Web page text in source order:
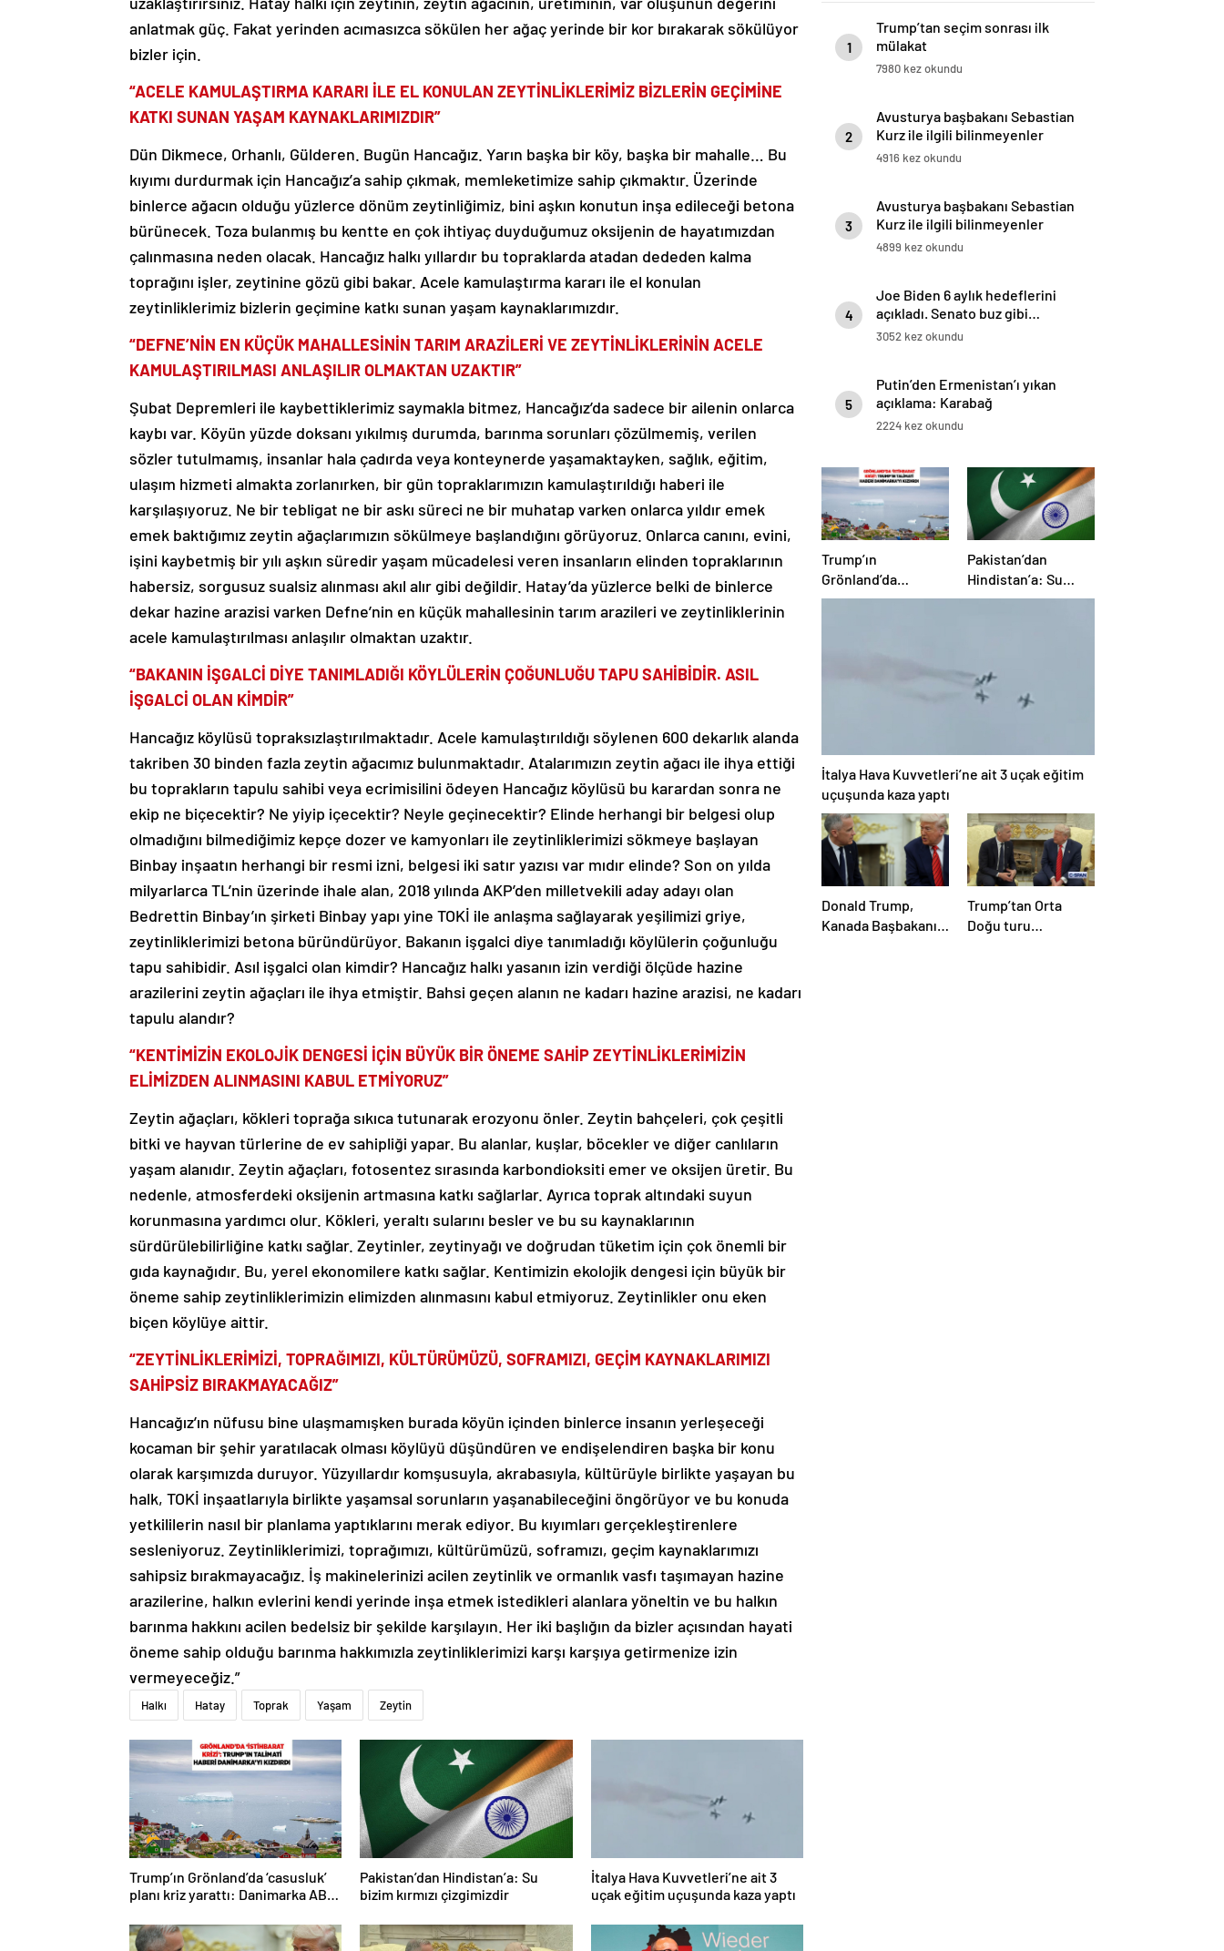
anlatmak güç. Fakat yerinden acımasızca sökülen her ağaç yerinde bir kor bırakarak sökülüyor
bizler için.
KATKI SUNAN YAŞAM KAYNAKLARIMIZDIR”
kıyımı durdurmak için Hancağız’a sahip çıkmak, memleketimize sahip çıkmaktır. Üzerinde
binlerce ağacın olduğu yüzlerce dönüm zeytinliğimiz, bini aşkın konutun inşa edileceği betona
bürünecek. Toza bulanmış bu kentte en çok ihtiyaç duyduğumuz oksijenin de hayatımızdan
çalınmasına neden olacak. Hancağız halkı yıllardır bu topraklarda atadan dededen kalma
toprağını işler, zeytinine gözü gibi bakar. Acele kamulaştırma kararı ile el konulan
zeytinliklerimiz bizlerin geçimine katkı sunan yaşam kaynaklarımızdır.
KAMULAŞTIRILMASI ANLAŞILIR OLMAKTAN UZAKTIR”
kaybı var. Köyün yüzde doksanı yıkılmış durumda, barınma sorunları çözülmemiş, verilen
sözler tutulmamış, insanlar hala çadırda veya konteynerde yaşamaktayken, sağlık, eğitim,
ulaşım hizmeti almakta zorlanırken, bir gün topraklarımızın kamulaştırıldığı haberi ile
karşılaşıyoruz. Ne bir tebligat ne bir askı süreci ne bir muhatap varken onlarca yıldır emek
emek baktığımız zeytin ağaçlarımızın sökülmeye başlandığını görüyoruz. Onlarca canını, evini,
işini kaybetmiş bir yılı aşkın süredir yaşam mücadelesi veren insanların elinden topraklarının
habersiz, sorgusuz sualsiz alınması akıl alır gibi değildir. Hatay’da yüzlerce belki de binlerce
dekar hazine arazisi varken Defne’nin en küçük mahallesinin tarım arazileri ve zeytinliklerinin
acele kamulaştırılması anlaşılır olmaktan uzaktır.
İŞGALCİ OLAN KİMDİR”
takriben 30 binden fazla zeytin ağacımız bulunmaktadır. Atalarımızın zeytin ağacı ile ihya ettiği
bu toprakların tapulu sahibi veya ecrimisilini ödeyen Hancağız köylüsü bu karardan sonra ne
ekip ne biçecektir? Ne yiyip içecektir? Neyle geçinecektir? Elinde herhangi bir belgesi olup
olmadığını bilmediğimiz kepçe dozer ve kamyonları ile zeytinliklerimizi sökmeye başlayan
Binbay inşaatın herhangi bir resmi izni, belgesi iki satır yazısı var mıdır elinde? Son on yılda
milyarlarca TL’nin üzerinde ihale alan, 2018 yılında AKP’den milletvekili aday adayı olan
Bedrettin Binbay’ın şirketi Binbay yapı yine TOKİ ile anlaşma sağlayarak yeşilimizi griye,
zeytinliklerimizi betona büründürüyor. Bakanın işgalci diye tanımladığı köylülerin çoğunluğu
tapu sahibidir. Asıl işgalci olan kimdir? Hancağız halkı yasanın izin verdiği ölçüde hazine
arazilerini zeytin ağaçları ile ihya etmiştir. Bahsi geçen alanın ne kadarı hazine arazisi, ne kadarı
tapulu alandır?
ELİMİZDEN ALINMASINI KABUL ETMİYORUZ”
bitki ve hayvan türlerine de ev sahipliği yapar. Bu alanlar, kuşlar, böcekler ve diğer canlıların
yaşam alanıdır. Zeytin ağaçları, fotosentez sırasında karbondioksiti emer ve oksijen üretir. Bu
nedenle, atmosferdeki oksijenin artmasına katkı sağlarlar. Ayrıca toprak altındaki suyun
korunmasına yardımcı olur. Kökleri, yeraltı sularını besler ve bu su kaynaklarının
sürdürülebilirliğine katkı sağlar. Zeytinler, zeytinyağı ve doğrudan tüketim için çok önemli bir
gıda kaynağıdır. Bu, yerel ekonomilere katkı sağlar. Kentimizin ekolojik dengesi için büyük bir
öneme sahip zeytinliklerimizin elimizden alınmasını kabul etmiyoruz. Zeytinlikler onu eken
biçen köylüye aittir.
SAHİPSİZ BIRAKMAYACAĞIZ”
kocaman bir şehir yaratılacak olması köylüyü düşündüren ve endişelendiren başka bir konu
olarak karşımızda duruyor. Yüzyıllardır komşusuyla, akrabasıyla, kültürüyle birlikte yaşayan bu
halk, TOKİ inşaatlarıyla birlikte yaşamsal sorunların yaşanabileceğini öngörüyor ve bu konuda
yetkililerin nasıl bir planlama yaptıklarını merak ediyor. Bu kıyımları gerçekleştirenlere
sesleniyoruz. Zeytinliklerimizi, toprağımızı, kültürümüzü, soframızı, geçim kaynaklarımızı
sahipsiz bırakmayacağız. İş makinelerinizi acilen zeytinlik ve ormanlık vasfı taşımayan hazine
arazilerine, halkın evlerini kendi yerinde inşa etmek istedikleri alanlara yöneltin ve bu halkın
barınma hakkını acilen bedelsiz bir şekilde karşılayın. Her iki başlığın da bizler açısından hayati
öneme sahip olduğu barınma hakkımızla zeytinliklerimizi karşı karşıya getirmenize izin
vermeyeceğiz.”
Halkı Hatay Toprak Yaşam Zeytin
Trump’ın Grönland’da ‘casusluk’
planı kriz yarattı: Danimarka ABD
elçisini çağırdı!
Pakistan’dan Hindistan’a: Su
bizim kırmızı çizgimizdir
İtalya Hava Kuvvetleri’ne ait 3
uçak eğitim uçuşunda kaza yaptı
1
mülakat
7980 kez okundu
2
Kurz ile ilgili bilinmeyenler
4916 kez okundu
3
Kurz ile ilgili bilinmeyenler
4899 kez okundu
4
açıkladı. Senato buz gibi…
3052 kez okundu
5
açıklama: Karabağ
Azerbaycan’ın ayrılmaz bir
parçasıdır!
2224 kez okundu
Trump’ın
Grönland’da
‘casusluk’ planı kriz
Pakistan’dan
Hindistan’a: Su
bizim kırmızı
İtalya Hava Kuvvetleri’ne ait 3 uçak eğitim
uçuşunda kaza yaptı
Donald Trump,
Kanada Başbakanı
Carney’i Beyaz’da
Trump’tan Orta
Doğu turu
değerlendirmesi: